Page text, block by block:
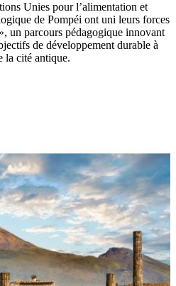
Unies pour l’alimentation et
de Pompéi ont uni leurs forces
un parcours pédagogique innovant
de développement durable à
la cité antique.